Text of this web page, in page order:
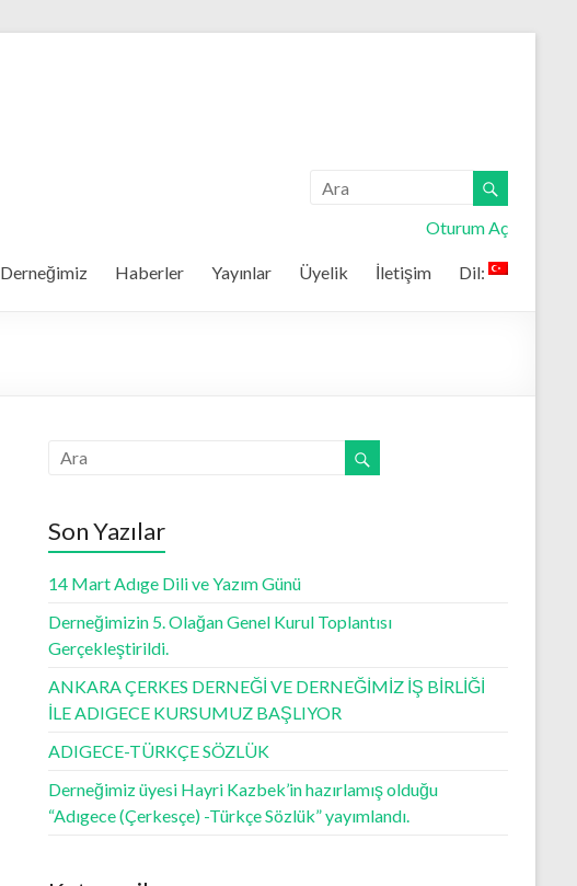
Oturum Aç
Derneğimiz Haberler Yayınlar Üyelik İletişim Dil:
Son Yazılar
14 Mart Adıge Dili ve Yazım Günü
Derneğimizin 5. Olağan Genel Kurul Toplantısı
Gerçekleştirildi.
ANKARA ÇERKES DERNEĞİ VE DERNEĞİMİZ İŞ BİRLİĞİ
İLE ADIGECE KURSUMUZ BAŞLIYOR
ADIGECE-TÜRKÇE SÖZLÜK
Derneğimiz üyesi Hayri Kazbek’in hazırlamış olduğu
“Adıgece (Çerkesçe) -Türkçe Sözlük” yayımlandı.